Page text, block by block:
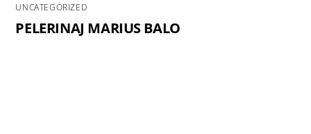
UNCATEGORIZED
PELERINAJ MARIUS BALO